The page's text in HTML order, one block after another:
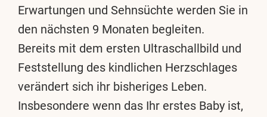
Erwartungen und Sehnsüchte werden Sie in
den nächsten 9 Monaten begleiten.
Bereits mit dem ersten Ultraschallbild und
Feststellung des kindlichen Herzschlages
verändert sich ihr bisheriges Leben.
Insbesondere wenn das Ihr erstes Baby ist,